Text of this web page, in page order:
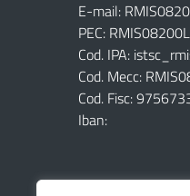
E-mail:
PEC:
Cod. IPA:
Cod. Mecc:
Cod. Fisc:
Iban: